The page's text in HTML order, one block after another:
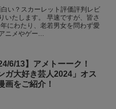
い？スカーレット評価評判レビ
いたします。 早速ですが、皆さ
にわたり、老若男女を問わず愛
ニメやゲー...
6/13】アメトーーク！
ガ大好き芸人2024」オス
画をご紹介！